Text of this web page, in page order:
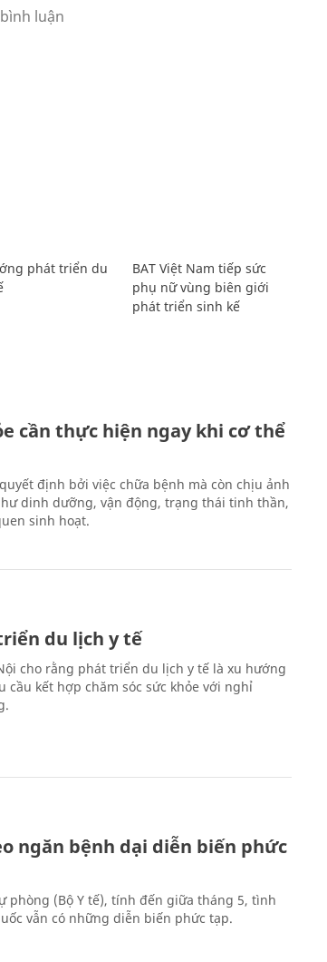
phát triển du
BAT Việt Nam tiếp sức
phụ nữ vùng biên giới
phát triển sinh kế
cần thực hiện ngay khi cơ thể
định bởi việc chữa bệnh mà còn chịu ảnh
dinh dưỡng, vận động, trạng thái tinh thần,
sinh hoạt.
du lịch y tế
cho rằng phát triển du lịch y tế là xu hướng
cầu kết hợp chăm sóc sức khỏe với nghỉ
ngăn bệnh dại diễn biến phức
phòng (Bộ Y tế), tính đến giữa tháng 5, tình
vẫn có những diễn biến phức tạp.